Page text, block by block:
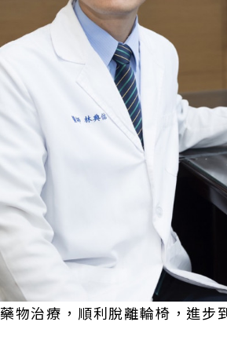
物治療，順利脫離輪椅，進步